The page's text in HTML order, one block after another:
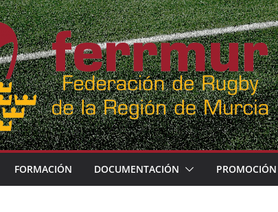
FORMACIÓN DOCUMENTACIÓN PROMOCIÓN